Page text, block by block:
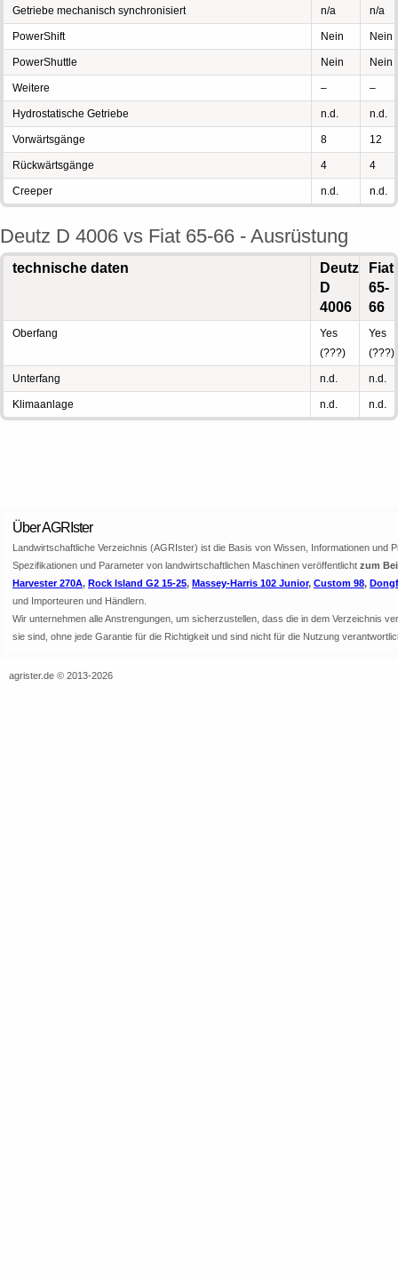
Getriebe mechanisch synchronisiert n/a n/a
PowerShift Nein Nein
PowerShuttle Nein Nein
Weitere – –
Hydrostatische Getriebe n.d. n.d.
Vorwärtsgänge 8 12
Rückwärtsgänge 4 4
Creeper n.d. n.d.
Deutz D 4006 vs Fiat 65-66 - Ausrüstung
technische daten
Deutz
D
4006
Fiat
65-
66
Oberfang
Yes
(???)
Yes
(???)
Unterfang n.d. n.d.
Klimaanlage n.d. n.d.
Über AGRIster
Landwirtschaftliche Verzeichnis (AGRIster) ist die Basis von Wissen, Informationen
Spezifikationen und Parameter von landwirtschaftlichen Maschinen veröffentlicht zum
Harvester 270A, Rock Island G2 15-25, Massey-Harris 102 Junior, Custom 98,
und Importeuren und Händlern.
Wir unternehmen alle Anstrengungen, um sicherzustellen, dass die in dem Verzeichnis
sie sind, ohne jede Garantie für die Richtigkeit und sind nicht für die Nutzung
agrister.de © 2013-2026